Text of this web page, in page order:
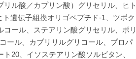
ル酸／カプリン酸）グリセリル、ヒト
遺伝子組換オリゴペプチド-1、ツボク
ール、ステアリン酸グリセリル、ポリ
ール、カプリリルグリコール、プロパ
20、イソステアリン酸ソルビタン、